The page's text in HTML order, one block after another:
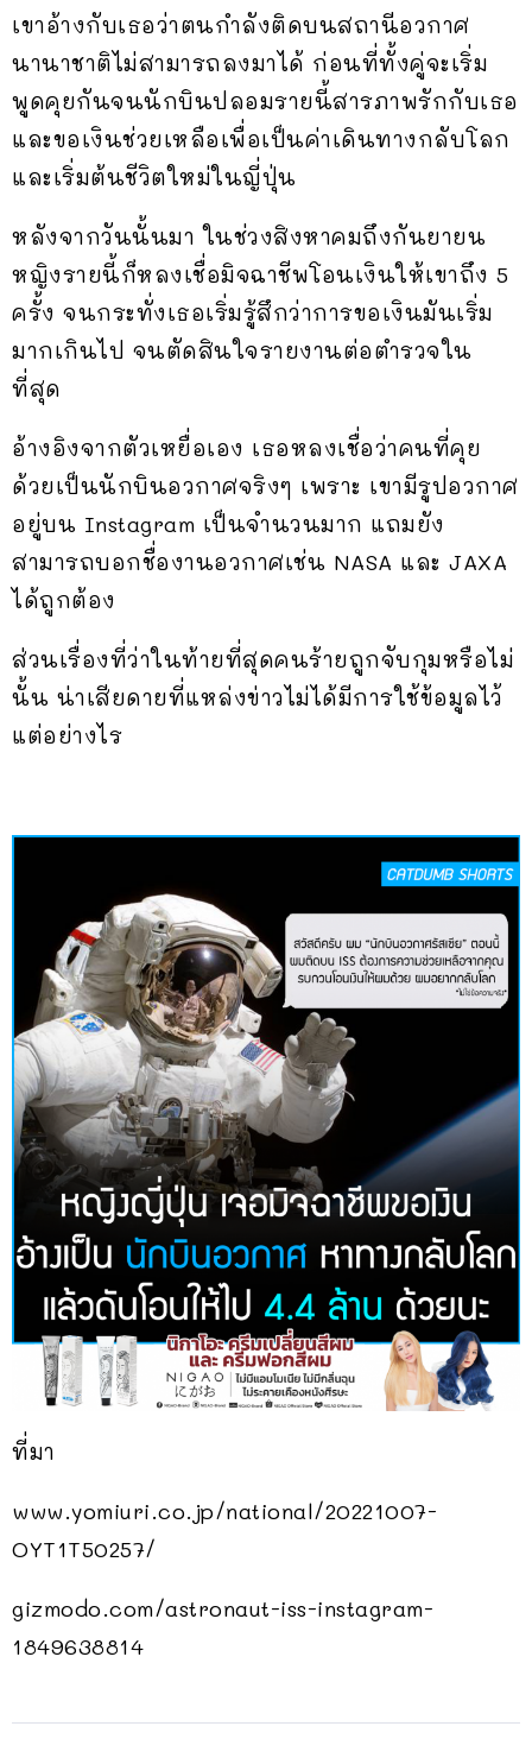
เขาอ้างกับเธอว่าตนกำลังติดบนสถานีอวกาศ
นานาชาติไม่สามารถลงมาได้ ก่อนที่ทั้งคู่จะเริ่ม
พูดคุยกันจนนักบินปลอมรายนี้สารภาพรักกับเธอ
และขอเงินช่วยเหลือเพื่อเป็นค่าเดินทางกลับโลก
และเริ่มต้นชีวิตใหม่ในญี่ปุ่น
หลังจากวันนั้นมา ในช่วงสิงหาคมถึงกันยายน
หญิงรายนี้ก็หลงเชื่อมิจฉาชีพโอนเงินให้เขาถึง 5
ครั้ง จนกระทั่งเธอเริ่มรู้สึกว่าการขอเงินมันเริ่ม
มากเกินไป จนตัดสินใจรายงานต่อตำรวจใน
ที่สุด
อ้างอิงจากตัวเหยื่อเอง เธอหลงเชื่อว่าคนที่คุย
ด้วยเป็นนักบินอวกาศจริงๆ เพราะ เขามีรูปอวกาศ
อยู่บน Instagram เป็นจำนวนมาก แถมยัง
สามารถบอกชื่องานอวกาศเช่น NASA และ JAXA
ได้ถูกต้อง
ส่วนเรื่องที่ว่าในท้ายที่สุดคนร้ายถูกจับกุมหรือไม่
นั้น น่าเสียดายที่แหล่งข่าวไม่ได้มีการใช้ข้อมูลไว้
แต่อย่างไร
ที่มา
www.yomiuri.co.jp/national/20221007-
OYT1T50257/
gizmodo.com/astronaut-iss-instagram-
1849638814